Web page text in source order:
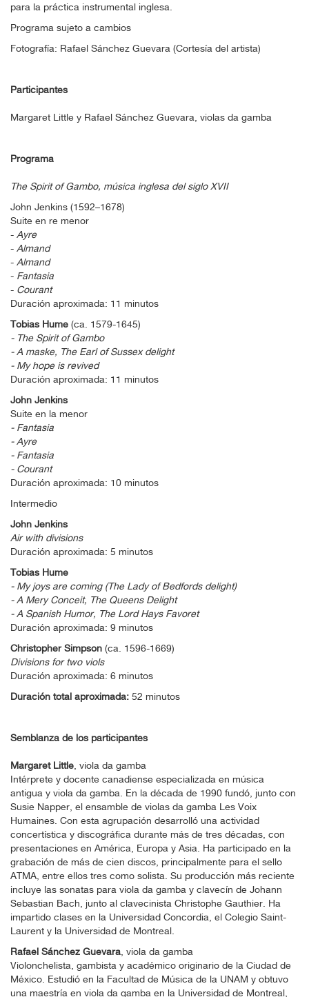
para la práctica instrumental inglesa.
Programa sujeto a cambios
Fotografía: Rafael Sánchez Guevara (Cortesía del artista)
Participantes
Margaret Little y Rafael Sánchez Guevara, violas da gamba
Programa
The Spirit of Gambo, música inglesa del siglo XVII
John Jenkins (1592–1678)
Suite en re menor
- Ayre
- Almand
- Almand
- Fantasia
- Courant
Duración aproximada: 11 minutos
Tobias Hume (ca. 1579-1645)
- The Spirit of Gambo
- A maske, The Earl of Sussex delight
- My hope is revived
Duración aproximada: 11 minutos
John Jenkins
Suite en la menor
- Fantasia
- Ayre
- Fantasia
- Courant
Duración aproximada: 10 minutos
Intermedio
John Jenkins
Air with divisions
Duración aproximada: 5 minutos
Tobias Hume
- My joys are coming (The Lady of Bedfords delight)
- A Mery Conceit, The Queens Delight
- A Spanish Humor, The Lord Hays Favoret
Duración aproximada: 9 minutos
Christopher Simpson (ca. 1596-1669)
Divisions for two viols
Duración aproximada: 6 minutos
Duración total aproximada: 52 minutos
Semblanza de los participantes
Margaret Little, viola da gamba
Intérprete y docente canadiense especializada en música
antigua y viola da gamba. En la década de 1990 fundó, junto con
Susie Napper, el ensamble de violas da gamba Les Voix
Humaines. Con esta agrupación desarrolló una actividad
concertística y discográfica durante más de tres décadas, con
presentaciones en América, Europa y Asia. Ha participado en la
grabación de más de cien discos, principalmente para el sello
ATMA, entre ellos tres como solista. Su producción más reciente
incluye las sonatas para viola da gamba y clavecín de Johann
Sebastian Bach, junto al clavecinista Christophe Gauthier. Ha
impartido clases en la Universidad Concordia, el Colegio Saint-
Laurent y la Universidad de Montreal.
Rafael Sánchez Guevara, viola da gamba
Violonchelista, gambista y académico originario de la Ciudad de
México. Estudió en la Facultad de Música de la UNAM y obtuvo
una maestría en viola da gamba en la Universidad de Montreal,